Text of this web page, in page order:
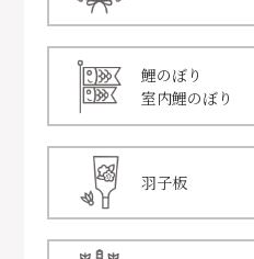
鯉のぼり
室内鯉のぼり
羽子板